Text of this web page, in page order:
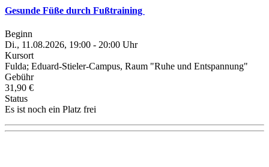
Gesunde Füße durch Fußtraining
Beginn
Di., 11.08.2026, 19:00 - 20:00 Uhr
Kursort
Fulda; Eduard-Stieler-Campus, Raum "Ruhe und Entspannung"
Gebühr
31,90 €
Status
Es ist noch ein Platz frei